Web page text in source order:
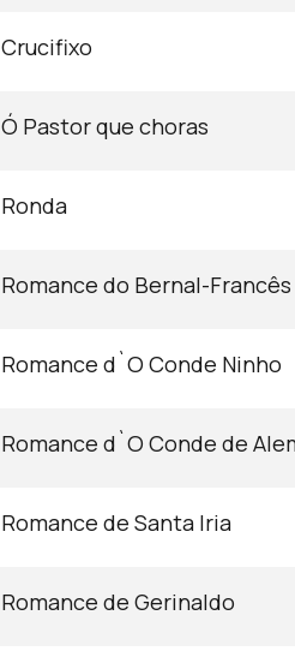
Crucifixo
Ó Pastor que choras
Ronda
Romance do Bernal-Francês
Romance d`O Conde Ninho
Romance d`O Conde de
Romance de Santa Iria
Romance de Gerinaldo